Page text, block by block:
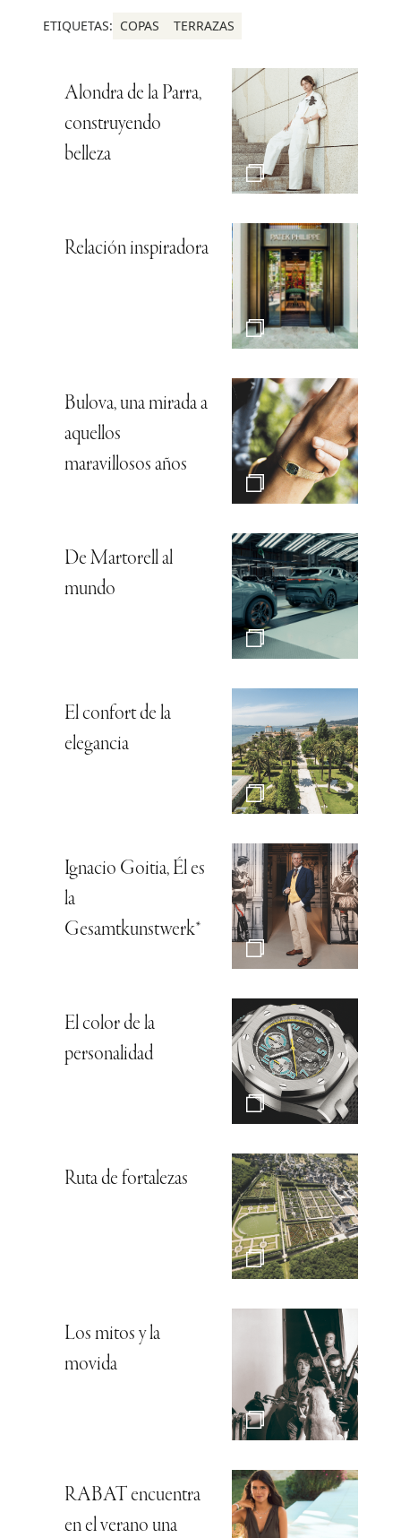
ETIQUETAS: COPAS TERRAZAS
Alondra de la Parra,
construyendo
belleza
Relación inspiradora
Bulova, una mirada a
aquellos
maravillosos años
De Martorell al
mundo
El confort de la
elegancia
Ignacio Goitia, Él es
la
Gesamtkunstwerk*
El color de la
personalidad
Ruta de fortalezas
Los mitos y la
movida
RABAT encuentra
en el verano una